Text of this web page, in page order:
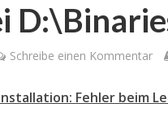
Schreibe einen Kommentar
Fehler beim